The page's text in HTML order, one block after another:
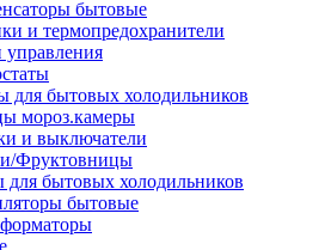
бытовые
и термопредохранители
управления
для бытовых холодильников
мороз.камеры
и выключатели
Фруктовницы
бытовых холодильников
бытовые